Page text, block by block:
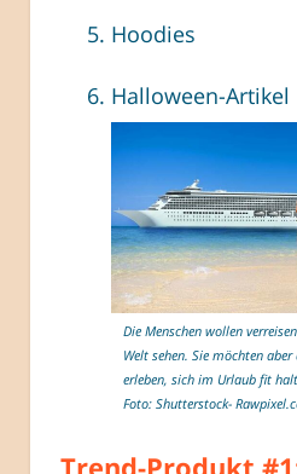
Hoodies
Halloween-Artikel
Die Menschen wollen
Welt sehen. Sie möchten
erleben, sich im Urlaub fit
Foto: Shutterstock-